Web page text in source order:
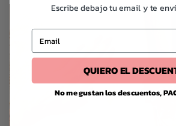
Escribe debajo tu email y te
Email
QUIERO EL
No me gustan los descuentos,